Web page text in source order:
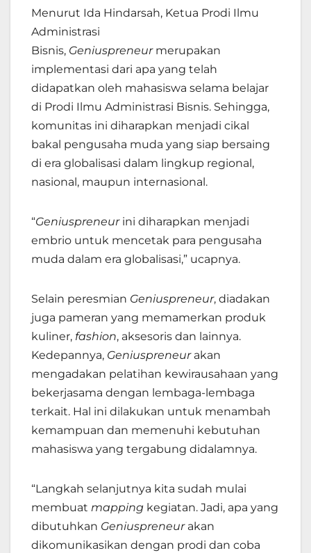
Menurut Ida Hindarsah, Ketua Prodi Ilmu
Administrasi
Bisnis, Geniuspreneurmerupakan
implementasi dari apa yang telah
didapatkan oleh mahasiswa selama belajar
di Prodi Ilmu Administrasi Bisnis. Sehingga,
komunitas ini diharapkan menjadi cikal
bakal pengusaha muda yang siap bersaing
di era globalisasi dalam lingkup regional,
nasional, maupun internasional.
“Geniuspreneurini diharapkan menjadi
embrio untuk mencetak para pengusaha
muda dalam era globalisasi,” ucapnya.
Selain peresmian Geniuspreneur, diadakan
juga pameran yang memamerkan produk
kuliner, fashion, aksesoris dan lainnya.
Kedepannya, Geniuspreneurakan
mengadakan pelatihan kewirausahaan yang
bekerjasama dengan lembaga-lembaga
terkait. Hal ini dilakukan untuk menambah
kemampuan dan memenuhi kebutuhan
mahasiswa yang tergabung didalamnya.
“Langkah selanjutnya kita sudah mulai
membuat mapping kegiatan. Jadi, apa yang
dibutuhkan Geniuspreneurakan
dikomunikasikan dengan prodi dan coba